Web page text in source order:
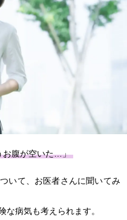
お腹が空いた…」
いて、お医者さんに聞いてみ
な病気も考えられます。